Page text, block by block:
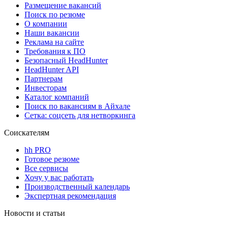
Размещение вакансий
Поиск по резюме
О компании
Наши вакансии
Реклама на сайте
Требования к ПО
Безопасный HeadHunter
HeadHunter API
Партнерам
Инвесторам
Каталог компаний
Поиск по вакансиям в Айхале
Сетка: соцсеть для нетворкинга
Соискателям
hh PRO
Готовое резюме
Все сервисы
Хочу у вас работать
Производственный календарь
Экспертная рекомендация
Новости и статьи